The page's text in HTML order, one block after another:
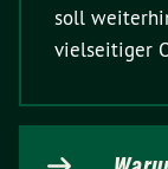
soll
vielseitiger